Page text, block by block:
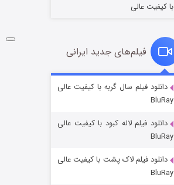
شوگر فصل ۲
قسمت
با کیفیت عالی
فیلم‌های جدید ایرانی
دانلود فیلم سال گربه با کیفیت عالی
BluRay
دانلود فیلم لاله کبود با کیفیت عالی
BluRay
دانلود فیلم لاک پشت با کیفیت عالی
BluRay